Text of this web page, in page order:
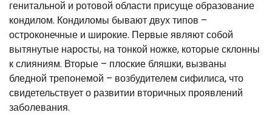
генитальной и ротовой области присуще образование
кондилом. Кондиломы бывают двух типов –
остроконечные и широкие. Первые являют собой
вытянутые наросты, на тонкой ножке, которые склонны
к слияниям. Вторые – плоские бляшки, вызваны
бледной трепонемой – возбудителем сифилиса, что
свидетельствует о развитии вторичных проявлений
заболевания.